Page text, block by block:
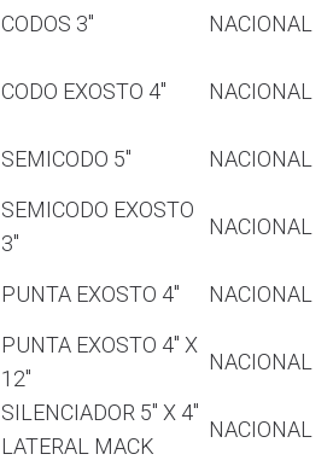
CODOS 3″ NACIONAL
CODO EXOSTO 4″ NACIONAL
SEMICODO 5″ NACIONAL
SEMICODO EXOSTO
3″
NACIONAL
PUNTA EXOSTO 4″ NACIONAL
PUNTA EXOSTO 4″ X
12″
NACIONAL
SILENCIADOR 5″ X 4″
LATERAL MACK
NACIONAL